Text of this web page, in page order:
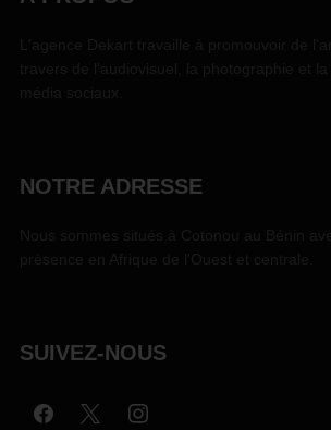
NOTRE ADRESSE
SUIVEZ-NOUS